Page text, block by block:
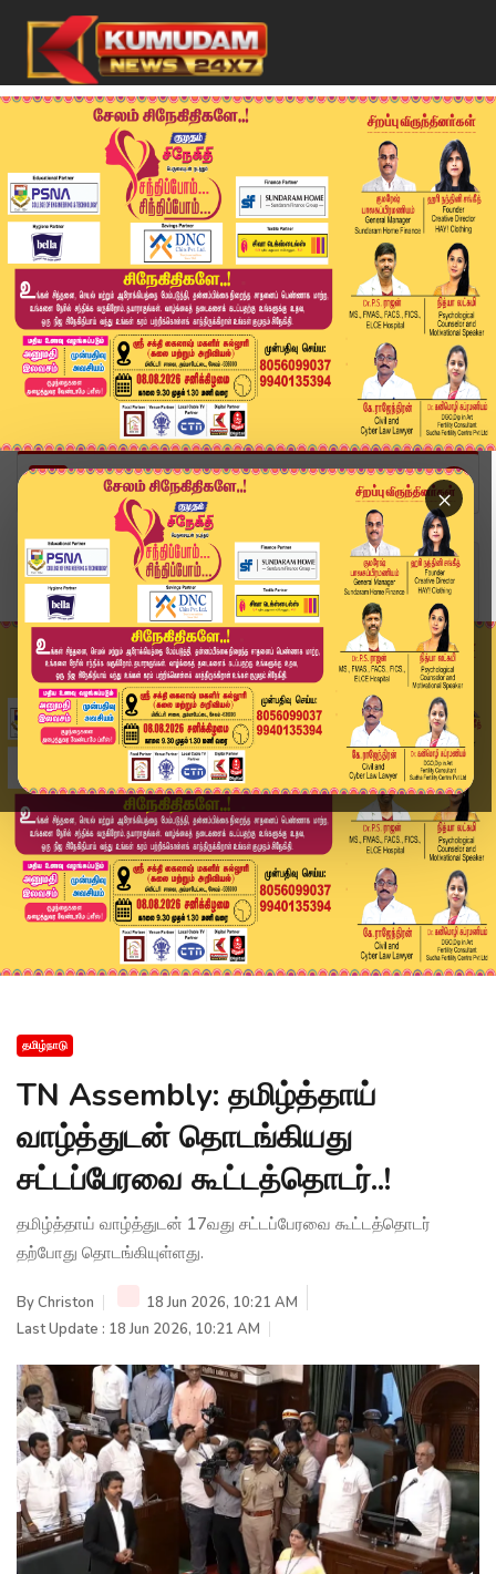
×
Home
தமிழ்நாடு
TN Assembly: தமிழ்த்தாய் வாழ்த்துடன் தொடங்கியது...
தமிழ்நாடு
TN Assembly: தமிழ்த்தாய்
வாழ்த்துடன் தொடங்கியது
சட்டப்பேரவை கூட்டத்தொடர்..!
தமிழ்த்தாய் வாழ்த்துடன் 17வது சட்டப்பேரவை கூட்டத்தொடர்
தற்போது தொடங்கியுள்ளது.
ByChriston
18 Jun 2026, 10:21 AM
Last Update : 18 Jun 2026, 10:21 AM